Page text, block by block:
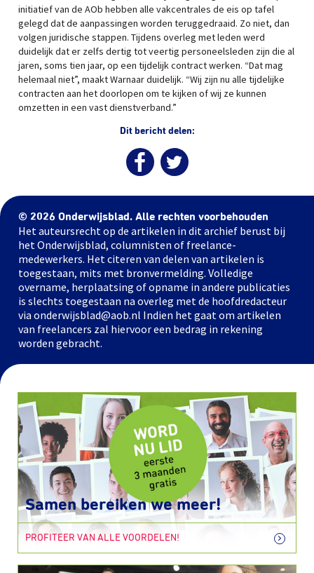
initiatief van de AOb hebben alle vakcentrales de eis op tafel
gelegd dat de aanpassingen worden teruggedraaid. Zo niet, dan
volgen juridische stappen. Tijdens overleg met leden werd
duidelijk dat er zelfs dertig tot veertig personeelsleden zijn die al
jaren, soms tien jaar, op een tijdelijk contract werken. “Dat mag
helemaal niet”, maakt Warnaar duidelijk. “Wij zijn nu alle tijdelijke
contracten aan het doorlopen om te kijken of wij ze kunnen
omzetten in een vast dienstverband.”
Dit bericht delen:
© 2026 Onderwijsblad. Alle rechten voorbehouden
Het auteursrecht op de artikelen in dit archief berust bij
het Onderwijsblad, columnisten of freelance-
medewerkers. Het citeren van delen van artikelen is
toegestaan, mits met bronvermelding. Volledige
overname, herplaatsing of opname in andere publicaties
is slechts toegestaan na overleg met de hoofdredacteur
via onderwijsblad@aob.nl Indien het gaat om artikelen
van freelancers zal hiervoor een bedrag in rekening
worden gebracht.
Samen bereiken we meer!
PROFITEER VAN ALLE VOORDELEN!